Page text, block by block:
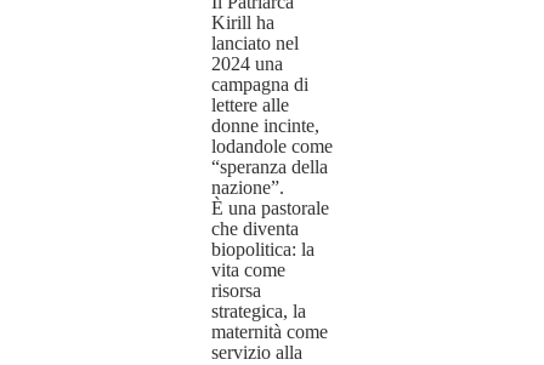
Kirill ha
lanciato nel
2024 una
campagna di
lettere alle
donne incinte,
lodandole come
“speranza della
nazione”.
È una pastorale
che diventa
biopolitica: la
vita come
risorsa
strategica, la
maternità come
servizio alla